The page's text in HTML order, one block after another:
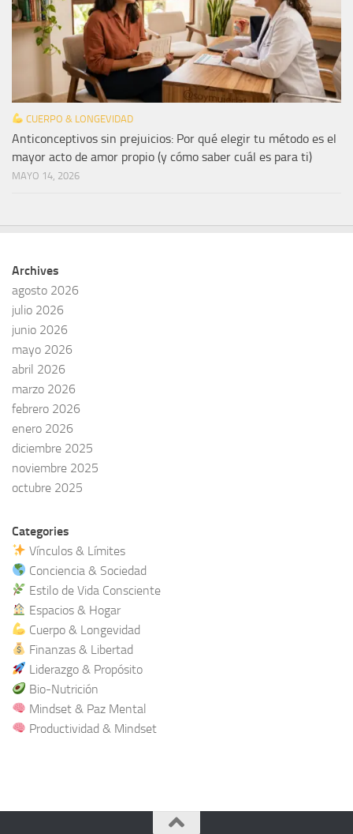
CUERPO & LONGEVIDAD
Anticonceptivos sin prejuicios: Por qué elegir tu método es el
mayor acto de amor propio (y cómo saber cuál es para ti)
MAYO 14, 2026
Archives
agosto 2026
julio 2026
junio 2026
mayo 2026
abril 2026
marzo 2026
febrero 2026
enero 2026
diciembre 2025
noviembre 2025
octubre 2025
Categories
Vínculos & Límites
Conciencia & Sociedad
Estilo de Vida Consciente
Espacios & Hogar
Cuerpo & Longevidad
Finanzas & Libertad
Liderazgo & Propósito
Bio-Nutrición
Mindset & Paz Mental
Productividad & Mindset